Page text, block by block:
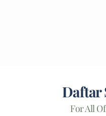
Daftar
For All